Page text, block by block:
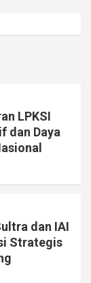
LPKSI
dan Daya
dan IAI
Strategis